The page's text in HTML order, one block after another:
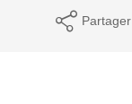
Partager